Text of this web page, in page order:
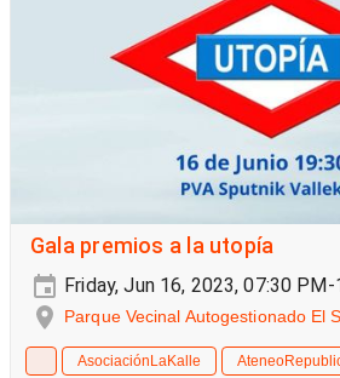
Gala premios a la utopía
Friday, Jun 16, 2023, 07:30
Parque Vecinal Autogestionado El
AsociaciónLaKalle